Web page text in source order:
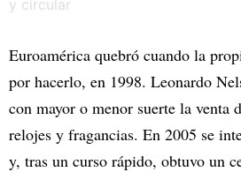
Euroamérica quebró cuando la
por hacerlo, en 1998. Leonardo
con mayor o menor suerte la venta
relojes y fragancias. En 2005 se
y, tras un curso rápido, obtuvo un